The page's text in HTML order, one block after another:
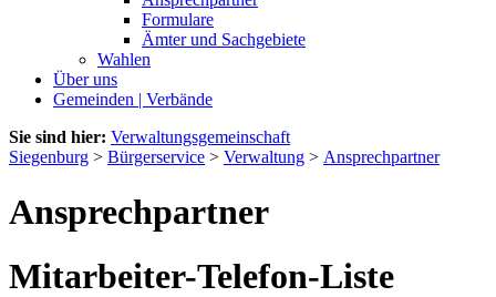
Formulare
Ämter und Sachgebiete
Wahlen
Über uns
Gemeinden | Verbände
Sie sind hier: Verwaltungsgemeinschaft
Siegenburg > Bürgerservice > Verwaltung > Ansprechpartner
Ansprechpartner
Mitarbeiter-Telefon-Liste